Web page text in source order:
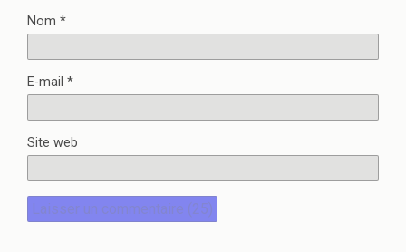
Nom *
E-mail *
Site web